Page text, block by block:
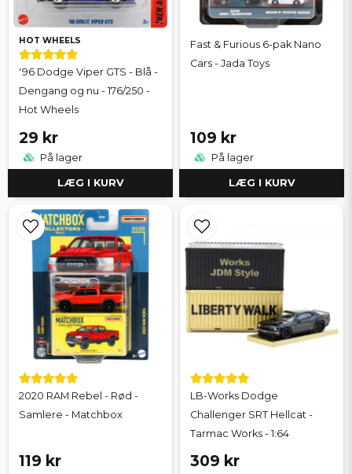
HOT WHEELS
'96 Dodge Viper GTS - Blå -
Dengang og nu - 176/250 -
Hot Wheels
29 kr
På lager
LÆG I KURV
Fast & Furious 6-pak Nano
Cars - Jada Toys
109 kr
På lager
LÆG I KURV
2020 RAM Rebel - Rød -
Samlere - Matchbox
119 kr
LB-Works Dodge
Challenger SRT Hellcat -
Tarmac Works - 1:64
309 kr